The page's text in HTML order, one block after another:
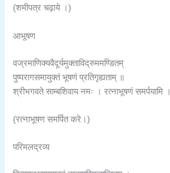
(शमीपत्र चढ़ाये ।)
आभूषण
वज्रमाणिक्यवैदूर्यमुक्ताविद्रुममण्डितम्
पुष्परागसमायुक्तं भूषणं प्रतिगृह्यताम् ॥
श्रीभगवते साम्बशिवाय नमः । रत्नाभूषणं समर्पयामि ।
(रत्नाभूषण समर्पित करे।)
परिमलद्रव्य